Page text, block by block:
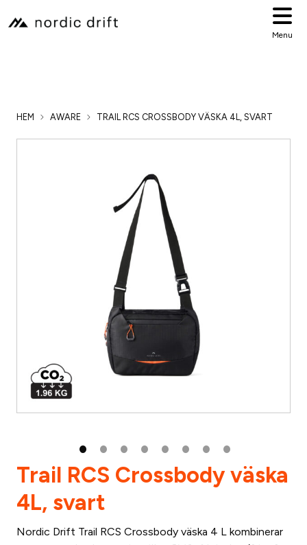
Menu
HEM AWARE TRAIL RCS CROSSBODY VÄSKA 4L, SVART
Trail RCS Crossbody väska
4L, svart
Nordic Drift Trail RCS Crossbody väska 4 L kombinerar